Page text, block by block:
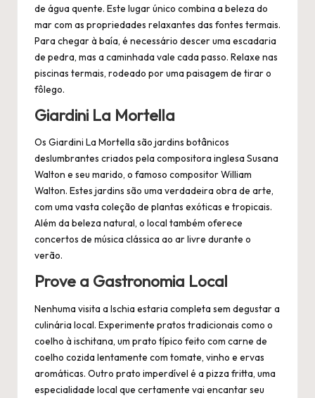
de água quente. Este lugar único combina a beleza do
mar com as propriedades relaxantes das fontes termais.
Para chegar à baía, é necessário descer uma escadaria
de pedra, mas a caminhada vale cada passo. Relaxe nas
piscinas termais, rodeado por uma paisagem de tirar o
fôlego.
Giardini La Mortella
Os Giardini La Mortella são jardins botânicos
deslumbrantes criados pela compositora inglesa Susana
Walton e seu marido, o famoso compositor William
Walton. Estes jardins são uma verdadeira obra de arte,
com uma vasta coleção de plantas exóticas e tropicais.
Além da beleza natural, o local também oferece
concertos de música clássica ao ar livre durante o
verão.
Prove a Gastronomia Local
Nenhuma visita a Ischia estaria completa sem degustar a
culinária local. Experimente pratos tradicionais como o
coelho à ischitana, um prato típico feito com carne de
coelho cozida lentamente com tomate, vinho e ervas
aromáticas. Outro prato imperdível é a pizza fritta, uma
especialidade local que certamente vai encantar seu